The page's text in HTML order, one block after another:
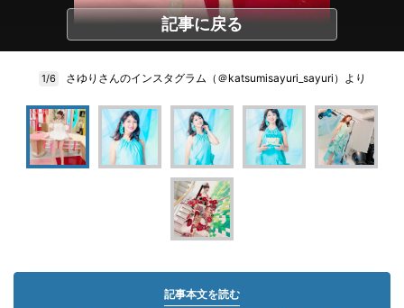
記事に戻る
1/6 さゆりさんのインスタグラム（＠katsumisayuri_sayuri）より
記事本文を読む